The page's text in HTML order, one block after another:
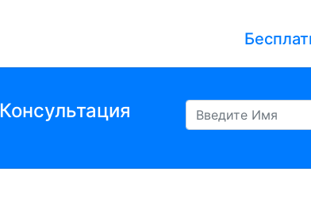
Консультация